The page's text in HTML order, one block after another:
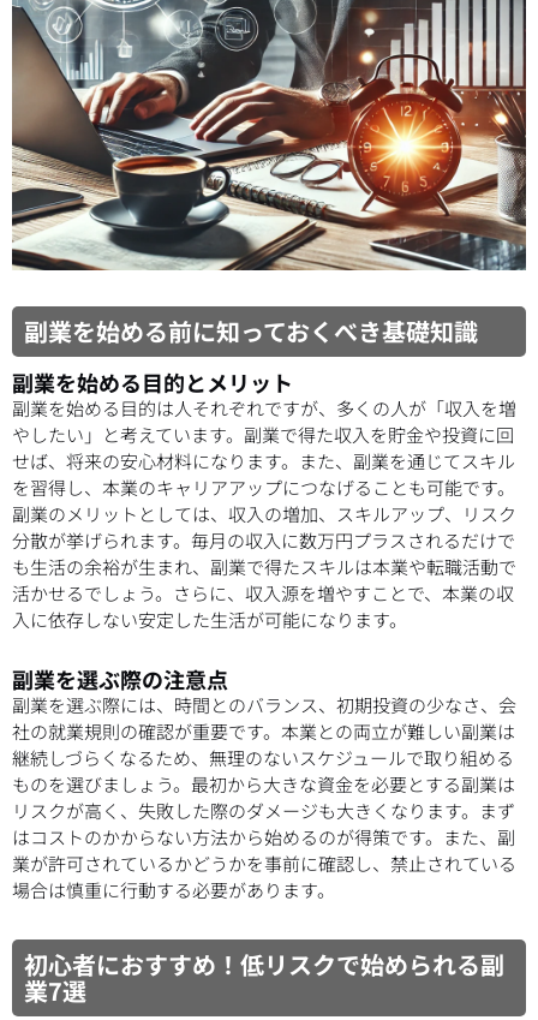
副業を始める前に知っておくべき基礎知識
副業を始める目的とメリット
副業を始める目的は人それぞれですが、多くの人が「収入を増
やしたい」と考えています。副業で得た収入を貯金や投資に回
せば、将来の安心材料になります。また、副業を通じてスキル
を習得し、本業のキャリアアップにつなげることも可能です。
副業のメリットとしては、収入の増加、スキルアップ、リスク
分散が挙げられます。毎月の収入に数万円プラスされるだけで
も生活の余裕が生まれ、副業で得たスキルは本業や転職活動で
活かせるでしょう。さらに、収入源を増やすことで、本業の収
入に依存しない安定した生活が可能になります。
副業を選ぶ際の注意点
副業を選ぶ際には、時間とのバランス、初期投資の少なさ、会
社の就業規則の確認が重要です。本業との両立が難しい副業は
継続しづらくなるため、無理のないスケジュールで取り組める
ものを選びましょう。最初から大きな資金を必要とする副業は
リスクが高く、失敗した際のダメージも大きくなります。まず
はコストのかからない方法から始めるのが得策です。また、副
業が許可されているかどうかを事前に確認し、禁止されている
場合は慎重に行動する必要があります。
初心者におすすめ！低リスクで始められる副
業7選